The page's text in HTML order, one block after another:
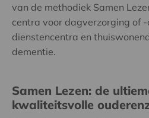
van de methodiek Samen
centra voor dagverzorging of
dienstencentra en
dementie.
Samen Lezen: de
kwaliteitsvolle